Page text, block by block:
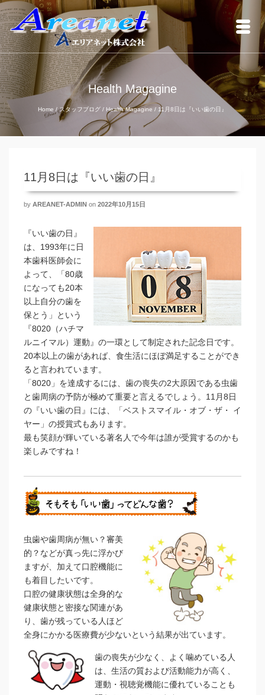
Health Magagine
Home / スタッフブログ / Health Magagine / 11月8日は『いい歯の日』
11月8日は『いい歯の日』
by AREANET-ADMIN on 2022年10月15日
『いい歯の日』
は、1993年に日
本歯科医師会に
よって、「80歳
になっても20本
以上自分の歯を
保とう」という
『8020（ハチマ
ルニイマル）運動』の一環として制定された記念日です。
20本以上の歯があれば、食生活にほぼ満足することができ
ると言われています。
「8020」を達成するには、歯の喪失の2大原因である虫歯
と歯周病の予防が極めて重要と言えるでしょう。 11月8日
の『いい歯の日』には、「ベストスマイル・オブ・ザ・ イ
ヤー」の授賞式もあります。
最も笑顔が輝いている著名人で今年は誰が受賞するのかも
楽しみですね！
虫歯や歯周病が無い？審美
的？などが真っ先に浮かび
ますが、加えて口腔機能に
も着目したいです。
口腔の健康状態は全身的な
健康状態と密接な関連があ
り、歯が残っている人ほど
全身にかかる医療費が少ないという結果が出ています。
歯の喪失が少なく、よく噛めている人
は、生活の質および活動能力が高く、
運動・視聴覚機能に優れていることも